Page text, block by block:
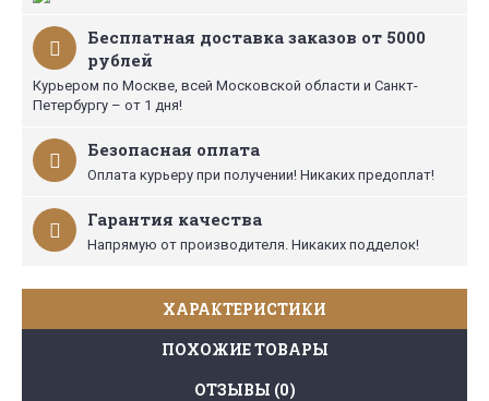
Бесплатная доставка заказов от 5000
рублей
Курьером по Москве, всей Московской области и Санкт-
Петербургу – от 1 дня!
Безопасная оплата
Оплата курьеру при получении! Никаких предоплат!
Гарантия качества
Напрямую от производителя. Никаких подделок!
ХАРАКТЕРИСТИКИ
ПОХОЖИЕ ТОВАРЫ
ОТЗЫВЫ (0)